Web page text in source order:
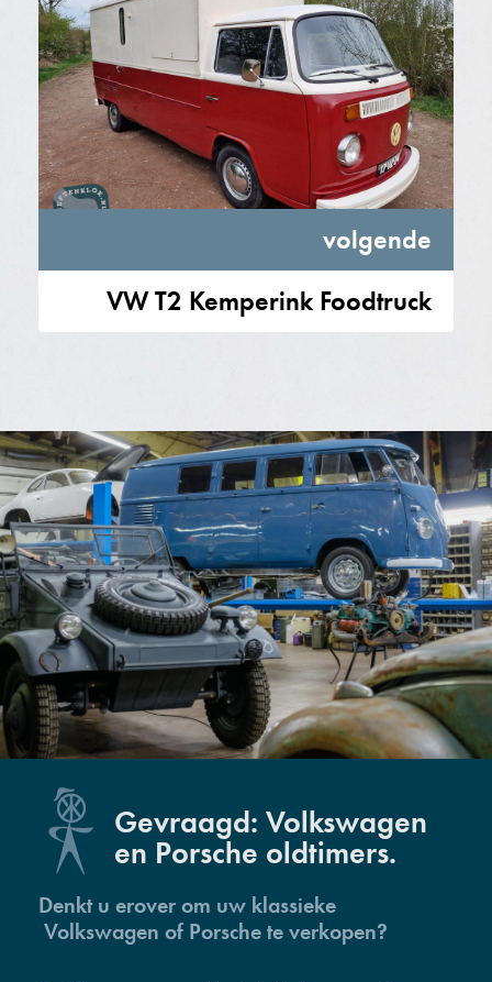
volgende
VW T2 Kemperink Foodtruck
Gevraagd: Volkswagen
en Porsche oldtimers.
Denkt u erover om uw klassieke
Volkswagen of Porsche te verkopen?